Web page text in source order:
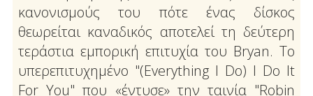
κανονισμούς του πότε ένας δίσκος
θεωρείται καναδικός αποτελεί τη δεύτερη
τεράστια εμπορική επιτυχία του Bryan. Το
υπερεπιτυχημένο "(Everything I Do) I Do It
For You" που «έντυσε» την ταινία "Robin